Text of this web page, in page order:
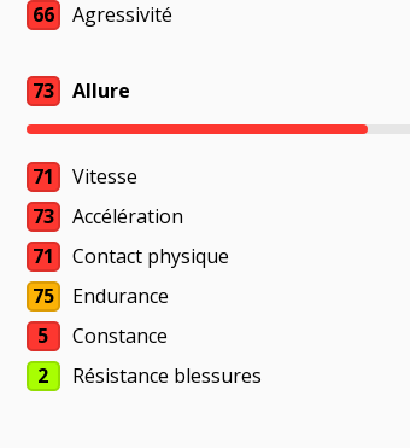
66
Agressivité
73 Allure
71
Vitesse
73
Accélération
71
Contact physique
75
Endurance
5
Constance
2
Résistance blessures